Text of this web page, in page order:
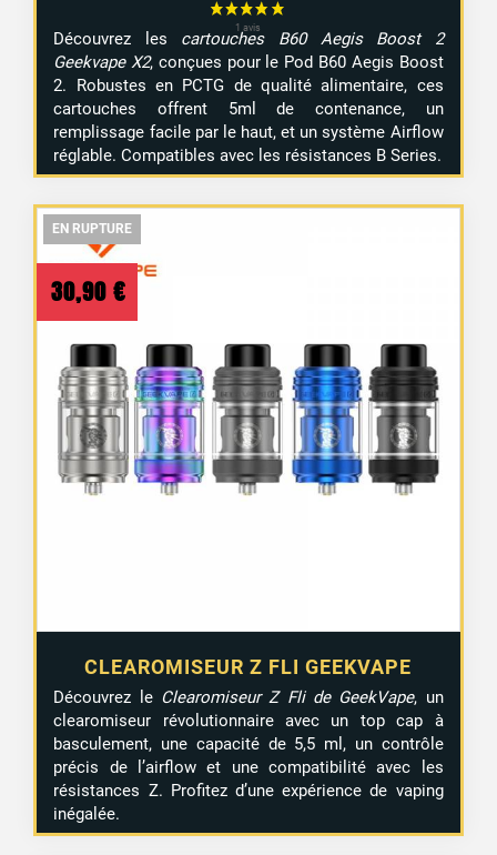
1 avis
Découvrez les cartouches B60 Aegis Boost 2
Geekvape X2, conçues pour le Pod B60 Aegis Boost
2. Robustes en PCTG de qualité alimentaire, ces
cartouches offrent 5ml de contenance, un
remplissage facile par le haut, et un système Airflow
réglable. Compatibles avec les résistances B Series.
EN RUPTURE
EN RUPTURE
CLEAROMISEUR Z FLI GEEKVAPE
30,90 €
Découvrez le Clearomiseur Z Fli de GeekVape, un
clearomiseur révolutionnaire avec un top cap à
basculement, une capacité de 5,5 ml, un contrôle
précis de l’airflow et une compatibilité avec les
résistances Z. Profitez d’une expérience de vaping
inégalée.
EN RUPTURE